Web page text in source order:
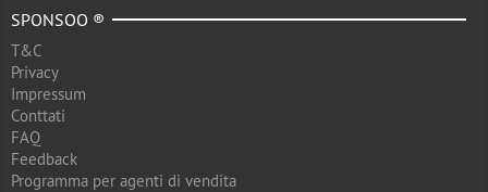
SPONSOO ®
T&C
Privacy
Impressum
Conttati
FAQ
Feedback
Programma per agenti di vendita